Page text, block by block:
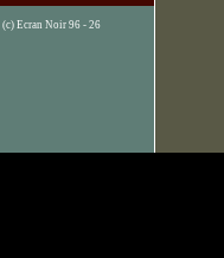
(c) Ecran Noir 96 - 26